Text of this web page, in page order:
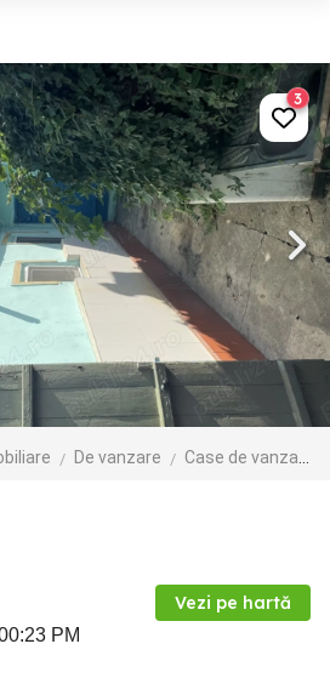
De vanzare Case de vanzare
3
Vezi pe hartă
PM